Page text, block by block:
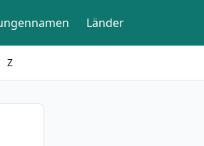
Länder
Z